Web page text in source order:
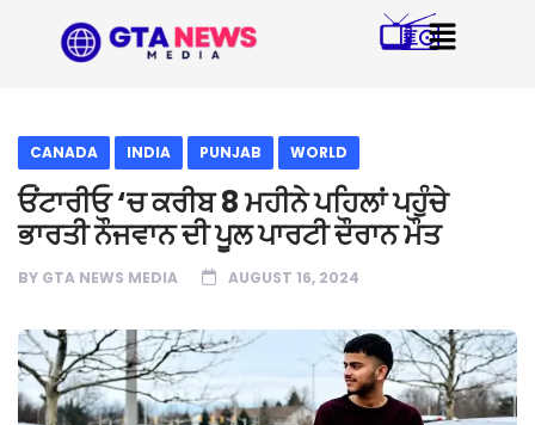
CANADA INDIA PUNJAB WORLD
ਓਂਟਾਰੀਓ ‘ਚ ਕਰੀਬ 8 ਮਹੀਨੇ ਪਹਿਲਾਂ ਪਹੁੰਚੇ
ਭਾਰਤੀ ਨੌਜਵਾਨ ਦੀ ਪੂਲ ਪਾਰਟੀ ਦੌਰਾਨ ਮੌਤ
BY GTA NEWS MEDIA AUGUST 16, 2024